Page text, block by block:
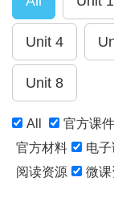
All 官方课件
官方材料
电
阅读资源
微